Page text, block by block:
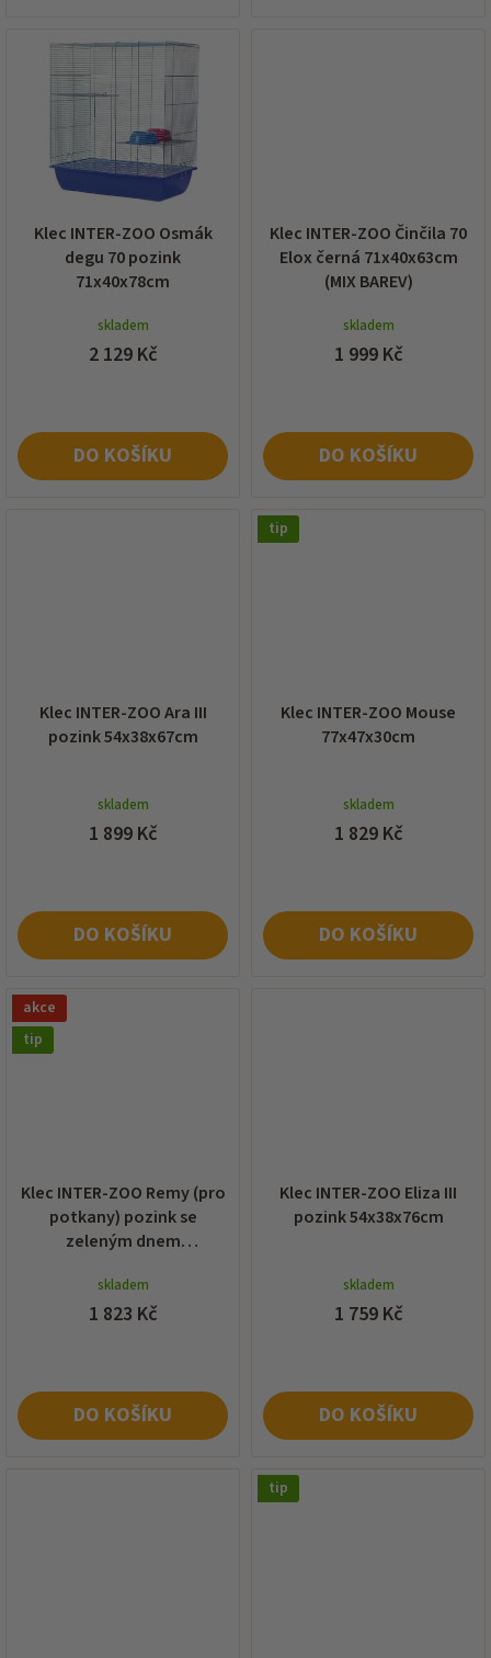
Klec INTER-ZOO Osmák
degu 70 pozink
71x40x78cm
skladem
2 129 Kč
DO KOŠÍKU
Klec INTER-ZOO Činčila 70
Elox černá 71x40x63cm
(MIX BAREV)
skladem
1 999 Kč
DO KOŠÍKU
Klec INTER-ZOO Ara III
pozink 54x38x67cm
skladem
1 899 Kč
DO KOŠÍKU
tip
Klec INTER-ZOO Mouse
77x47x30cm
skladem
1 829 Kč
DO KOŠÍKU
akce
tip
Klec INTER-ZOO Remy (pro
potkany) pozink se
zeleným dnem
skladem
1 823 Kč
DO KOŠÍKU
Klec INTER-ZOO Eliza III
pozink 54x38x76cm
skladem
1 759 Kč
DO KOŠÍKU
tip